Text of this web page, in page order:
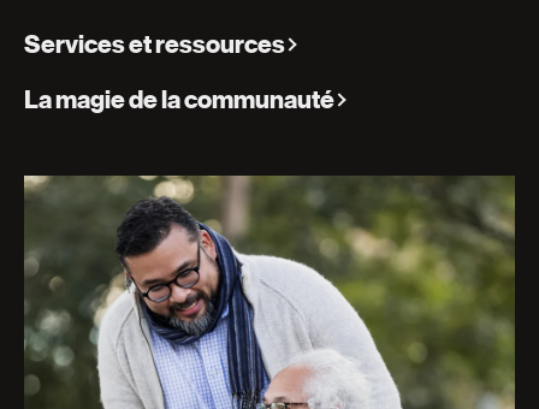
Services et ressources
La magie de la communauté